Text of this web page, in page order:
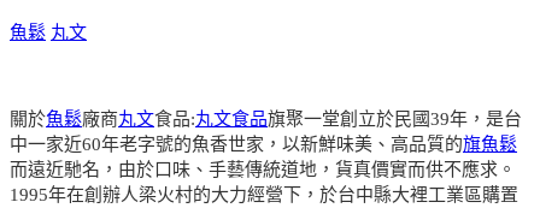
魚鬆 丸文
關於魚鬆廠商丸文食品:丸文食品旗聚一堂創立於民國39年，是台
中一家近60年老字號的魚香世家，以新鮮味美、高品質的旗魚鬆
而遠近馳名，由於口味、手藝傳統道地，貨真價實而供不應求。
1995年在創辦人梁火村的大力經營下，於台中縣大裡工業區購置